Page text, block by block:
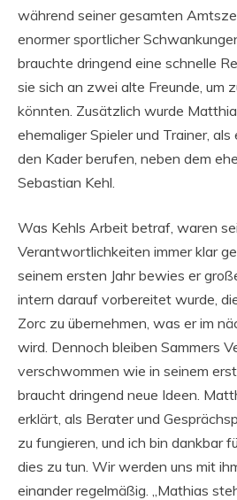
während seiner gesamten
enormer sportlicher
brauchte dringend eine schnelle
sie sich an zwei alte Freunde, um
könnten. Zusätzlich wurde
ehemaliger Spieler und Trainer,
den Kader berufen, neben dem
Sebastian Kehl.
Was Kehls Arbeit betraf, waren
Verantwortlichkeiten immer klar
seinem ersten Jahr bewies er
intern darauf vorbereitet wurde,
Zorc zu übernehmen, was er im
wird. Dennoch bleiben Sammers
verschwommen wie in seinem
braucht dringend neue Ideen.
erklärt, als Berater und
zu fungieren, und ich bin dankbar
dies zu tun. Wir werden uns mit
einander regelmäßig. „Mathias